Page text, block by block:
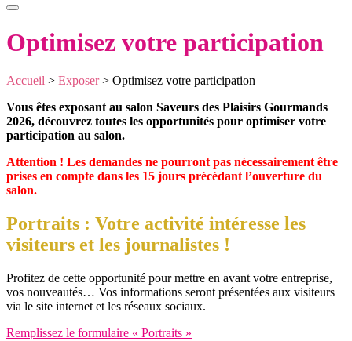
Optimisez votre participation
Accueil > Exposer> Optimisez votre participation
Vous êtes exposant au salon Saveurs des Plaisirs Gourmands
2026, découvrez toutes les opportunités pour optimiser votre
participation au salon.
Attention ! Les demandes ne pourront pas nécessairement être
prises en compte dans les 15 jours précédant l’ouverture du
salon.
Portraits : Votre activité intéresse les
visiteurs et les journalistes !
Profitez de cette opportunité pour mettre en avant votre entreprise,
vos nouveautés… Vos informations seront présentées aux visiteurs
via le site internet et les réseaux sociaux.
Remplissez le formulaire « Portraits »